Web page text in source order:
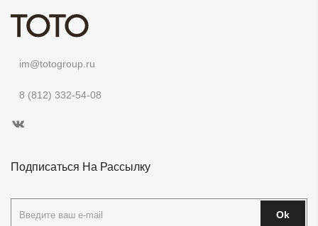
im@totogroup.ru
8 (812) 332-54-08
Подписаться На Рассылку
Ok